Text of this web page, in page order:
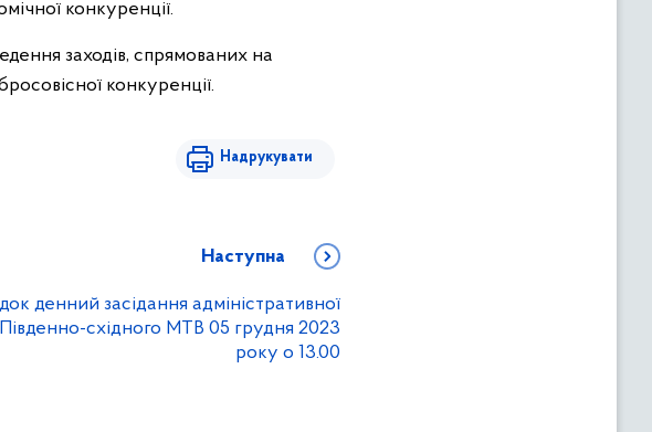
конкуренції.
заходів, спрямованих на
конкуренції.
Надрукувати
Наступна
денний засідання адміністративної
Південно-східного МТВ 05 грудня 2023
року о 13.00